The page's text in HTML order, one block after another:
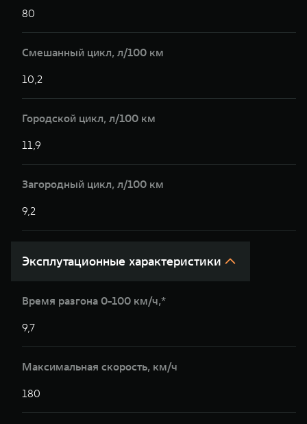
80
Смешанный цикл, л/100 км
10,2
Городской цикл, л/100 км
11,9
Загородный цикл, л/100 км
9,2
Эксплутационные характеристики
Время разгона 0-100 км/ч,*
9,7
Максимальная скорость, км/ч
180